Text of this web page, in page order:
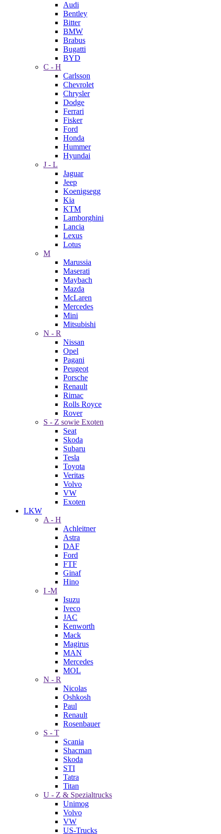
Audi
Bentley
Bitter
BMW
Brabus
Bugatti
BYD
C - H
Carlsson
Chevrolet
Chrysler
Dodge
Ferrari
Fisker
Ford
Honda
Hummer
Hyundai
J - L
Jaguar
Jeep
Koenigsegg
Kia
KTM
Lamborghini
Lancia
Lexus
Lotus
M
Marussia
Maserati
Maybach
Mazda
McLaren
Mercedes
Mini
Mitsubishi
N - R
Nissan
Opel
Pagani
Peugeot
Porsche
Renault
Rimac
Rolls Royce
Rover
S - Z sowie Exoten
Seat
Skoda
Subaru
Tesla
Toyota
Veritas
Volvo
VW
Exoten
LKW
A - H
Achleitner
Astra
DAF
Ford
FTF
Ginaf
Hino
I -M
Isuzu
Iveco
JAC
Kenworth
Mack
Magirus
MAN
Mercedes
MOL
N - R
Nicolas
Oshkosh
Paul
Renault
Rosenbauer
S - T
Scania
Shacman
Skoda
STI
Tatra
Titan
U - Z & Spezialtrucks
Unimog
Volvo
VW
US-Trucks